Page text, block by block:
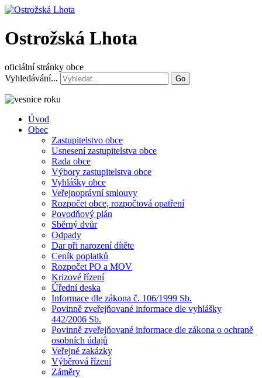
Ostrožská Lhota
oficiální stránky obce
Vyhledávání...
Go
Úvod
Obec
Zastupitelstvo obce
Usnesení zastupitelstva obce
Rada obce
Výbory zastupitelstva obce
Vyhlášky obce
Veřejnoprávní smlouvy
Rozpočet obce, rozpočtová opatření
Povodňový plán
Sběrný dvůr
Odpady
Dar při narození dítěte
Ceník poplatků
Rozpočet PO a MOV
Krizové řízení
Úřední deska
Informace dle zákona č. 106/1999 Sb.
Povinně zveřejňované informace dle vyhlášky
442/2006 Sb.
Povinně zveřejňované informace dle zákona o ochraně
osobních údajů
Veřejné zakázky
Výběrová řízení
Záměry